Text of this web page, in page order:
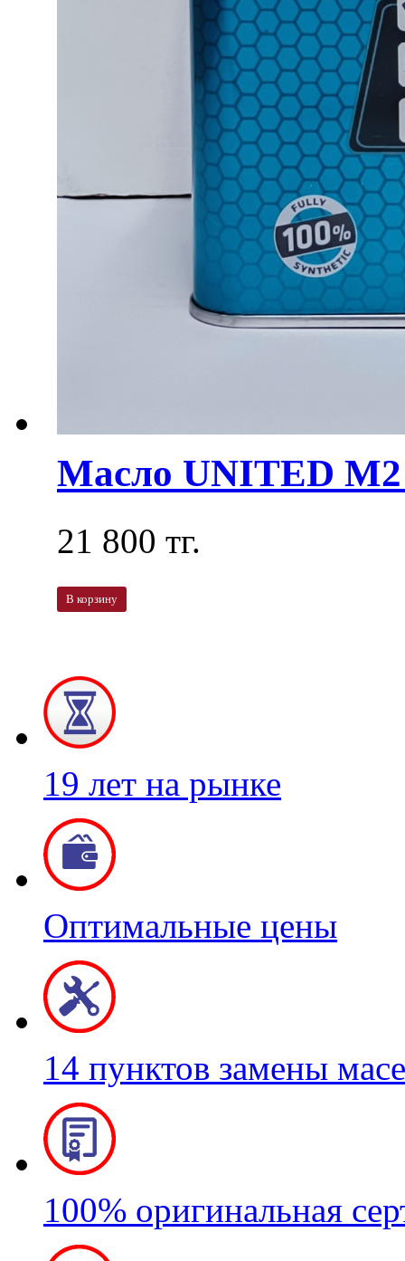
Масло UNITED
21 800 тг.
В корзину
19 лет на рынке
Оптимальные цены
14 пунктов замены
100% оригинальная